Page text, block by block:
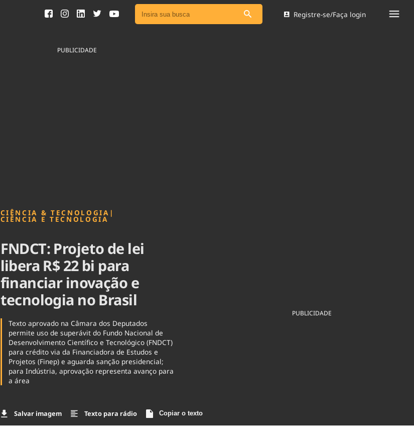
Ver todas as notícias
Registre-se/Faça login
PUBLICIDADE
CIÊNCIA & TECNOLOGIA |
CIÊNCIA E TECNOLOGIA
FNDCT: Projeto de lei
libera R$ 22 bi para
financiar inovação e
tecnologia no Brasil
Texto aprovado na Câmara dos Deputados
permite uso de superávit do Fundo Nacional de
Desenvolvimento Científico e Tecnológico (FNDCT)
para crédito via da Financiadora de Estudos e
Projetos (Finep) e aguarda sanção presidencial;
para Indústria, aprovação representa avanço para
a área
Salvar imagem Texto para rádio Copiar o texto
PUBLICIDADE